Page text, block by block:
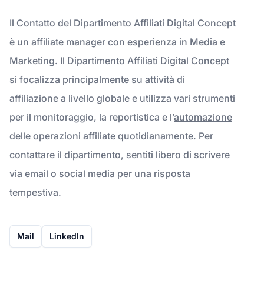
Il Contatto del Dipartimento Affiliati Digital Concept
è un affiliate manager con esperienza in Media e
Marketing. Il Dipartimento Affiliati Digital Concept
si focalizza principalmente su attività di
affiliazione a livello globale e utilizza vari strumenti
per il monitoraggio, la reportistica e l’automazione
delle operazioni affiliate quotidianamente. Per
contattare il dipartimento, sentiti libero di scrivere
via email o social media per una risposta
tempestiva.
Mail LinkedIn